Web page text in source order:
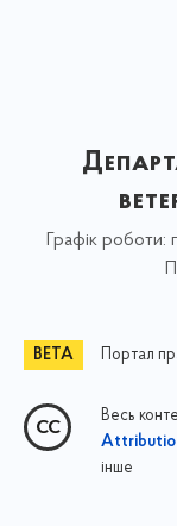
Графік
Портал
Весь
інше